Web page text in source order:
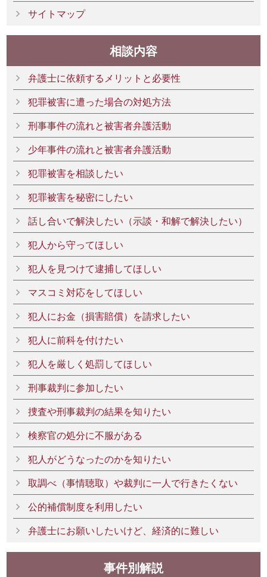
サイトマップ
相談内容
弁護士に依頼するメリットと必要性
犯罪被害に遭った場合の対処方法
刑事事件の流れと被害者弁護活動
少年事件の流れと被害者弁護活動
犯罪被害を相談したい
犯罪被害を秘密にしたい
話し合いで解決したい（示談・和解で解決したい）
犯人から守ってほしい
犯人を見つけて逮捕してほしい
マスコミ対応をしてほしい
犯人にお金（損害賠償）を請求したい
犯人に前科を付けたい
犯人を厳しく処罰してほしい
刑事裁判に参加したい
捜査や刑事裁判の結果を知りたい
検察官の処分に不服がある
犯人がどうなったのかを知りたい
取調べ（事情聴取）や裁判に一人で行きたくない
公的補償制度を利用したい
弁護士にお願いしたいけど、経済的に難しい
事件別解説